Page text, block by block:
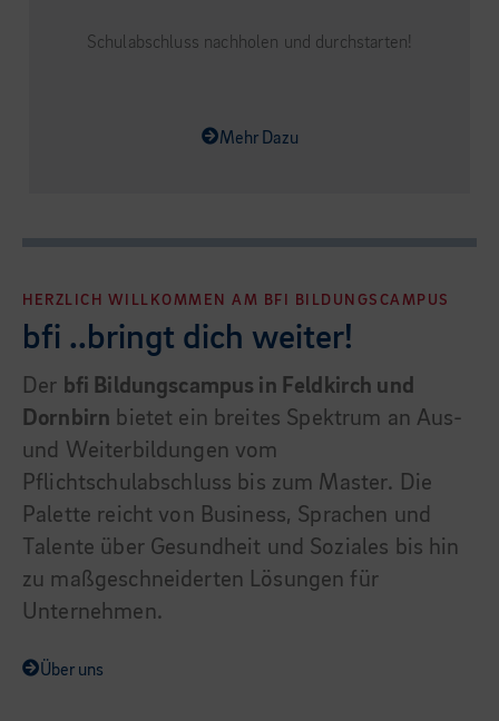
Schulabschluss nachholen und durchstarten!
Mehr Dazu
HERZLICH WILLKOMMEN AM BFI BILDUNGSCAMPUS
bfi ..bringt dich weiter!
Der bfi Bildungscampus in Feldkirch und
Dornbirn bietet ein breites Spektrum an Aus-
und Weiterbildungen vom
Pflichtschulabschluss bis zum Master. Die
Palette reicht von Business, Sprachen und
Talente über Gesundheit und Soziales bis hin
zu maßgeschneiderten Lösungen für
Unternehmen.
Über uns